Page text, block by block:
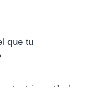
que tu